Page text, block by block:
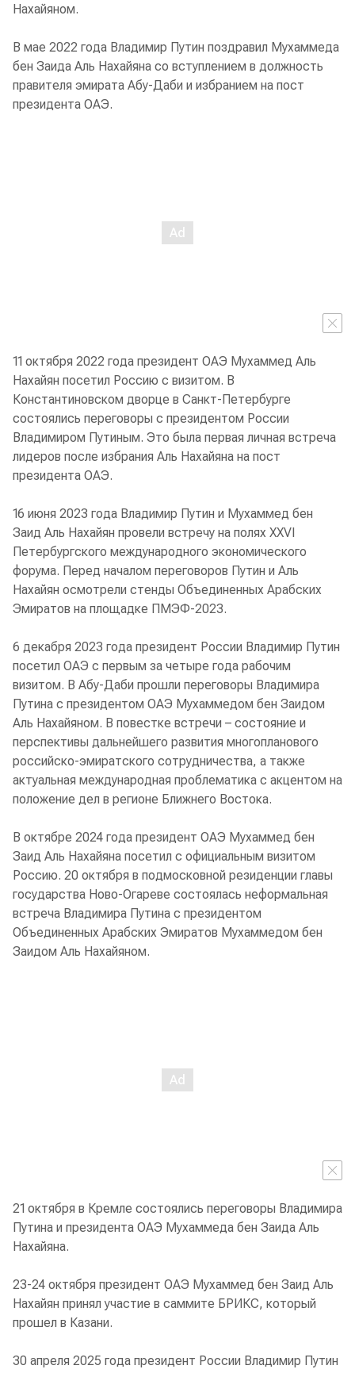
Нахайяном.
В мае 2022 года Владимир Путин поздравил Мухаммеда
бен Заида Аль Нахайяна со вступлением в должность
правителя эмирата Абу-Даби и избранием на пост
президента ОАЭ.
11 октября 2022 года президент ОАЭ Мухаммед Аль
Нахайян посетил Россию с визитом. В
Константиновском дворце в Санкт-Петербурге
состоялись переговоры с президентом России
Владимиром Путиным. Это была первая личная встреча
лидеров после избрания Аль Нахайяна на пост
президента ОАЭ.
16 июня 2023 года Владимир Путин и Мухаммед бен
Заид Аль Нахайян провели встречу на полях XXVI
Петербургского международного экономического
форума. Перед началом переговоров Путин и Аль
Нахайян осмотрели стенды Объединенных Арабских
Эмиратов на площадке ПМЭФ-2023.
6 декабря 2023 года президент России Владимир Путин
посетил ОАЭ с первым за четыре года рабочим
визитом. В Абу-Даби прошли переговоры Владимира
Путина с президентом ОАЭ Мухаммедом бен Заидом
Аль Нахайяном. В повестке встречи – состояние и
перспективы дальнейшего развития многопланового
российско-эмиратского сотрудничества, а также
актуальная международная проблематика с акцентом на
положение дел в регионе Ближнего Востока.
В октябре 2024 года президент ОАЭ Мухаммед бен
Заид Аль Нахайяна посетил с официальным визитом
Россию. 20 октября в подмосковной резиденции главы
государства Ново-Огареве состоялась неформальная
встреча Владимира Путина с президентом
Объединенных Арабских Эмиратов Мухаммедом бен
Заидом Аль Нахайяном.
21 октября в Кремле состоялись переговоры Владимира
Путина и президента ОАЭ Мухаммеда бен Заида Аль
Нахайяна.
23-24 октября президент ОАЭ Мухаммед бен Заид Аль
Нахайян принял участие в саммите БРИКС, который
прошел в Казани.
30 апреля 2025 года президент России Владимир Путин